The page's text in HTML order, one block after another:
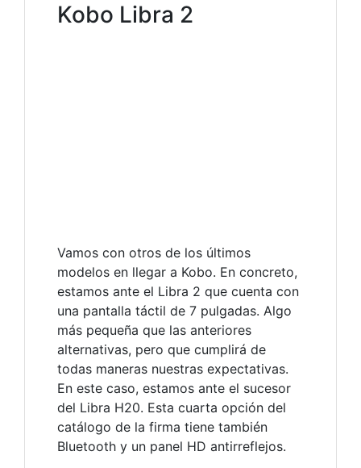
Kobo Libra 2
Vamos con otros de los últimos
modelos en llegar a Kobo. En concreto,
estamos ante el Libra 2 que cuenta con
una pantalla táctil de 7 pulgadas. Algo
más pequeña que las anteriores
alternativas, pero que cumplirá de
todas maneras nuestras expectativas.
En este caso, estamos ante el sucesor
del Libra H20. Esta cuarta opción del
catálogo de la firma tiene también
Bluetooth y un panel HD antirreflejos.